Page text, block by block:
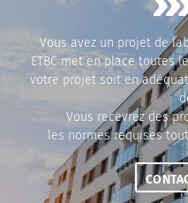
Vous avez un projet de
ETBC met en place toutes
votre projet soit en
Vous recevrez des
les normes requises